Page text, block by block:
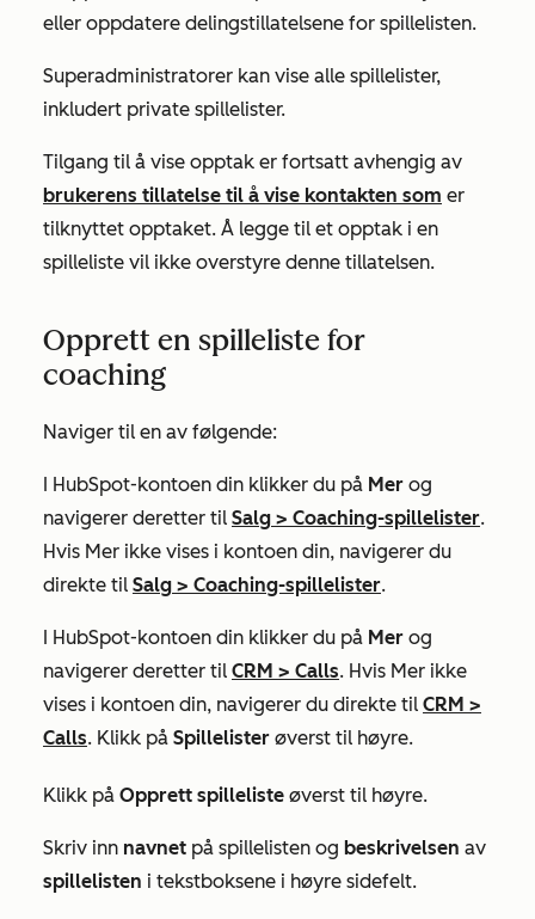
eller oppdatere delingstillatelsene for spillelisten.
Superadministratorer kan vise alle spillelister,
inkludert private spillelister.
Tilgang til å vise opptak er fortsatt avhengig av
brukerens tillatelse til å vise kontakten som er
tilknyttet opptaket. Å legge til et opptak i en
spilleliste vil ikke overstyre denne tillatelsen.
Opprett en spilleliste for
coaching
Naviger til en av følgende:
I HubSpot-kontoen din klikker du på Mer og
navigerer deretter til Salg > Coaching-spillelister.
Hvis Mer ikke vises i kontoen din, navigerer du
direkte til Salg > Coaching-spillelister.
I HubSpot-kontoen din klikker du på Mer og
navigerer deretter til CRM > Calls. Hvis Mer ikke
vises i kontoen din, navigerer du direkte til CRM >
Calls. Klikk på Spillelister øverst til høyre.
Klikk på Opprett spilleliste øverst til høyre.
Skriv inn navnet på spillelisten og beskrivelsen av
spillelisten i tekstboksene i høyre sidefelt.